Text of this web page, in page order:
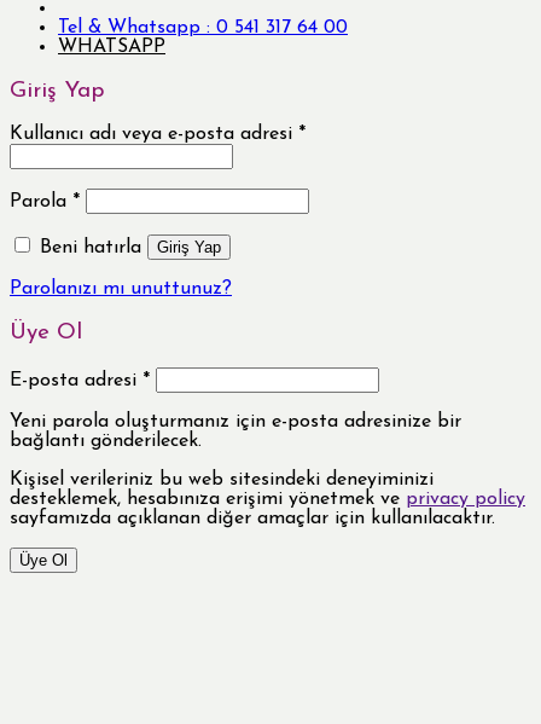
Tel & Whatsapp : 0 541 317 64 00
WHATSAPP
Giriş Yap
Kullanıcı adı veya e-posta adresi *
Parola *
Beni hatırla Giriş Yap
Parolanızı mı unuttunuz?
Üye Ol
E-posta adresi *
Yeni parola oluşturmanız için e-posta adresinize bir
bağlantı gönderilecek.
Kişisel verileriniz bu web sitesindeki deneyiminizi
desteklemek, hesabınıza erişimi yönetmek ve privacy policy
sayfamızda açıklanan diğer amaçlar için kullanılacaktır.
Üye Ol